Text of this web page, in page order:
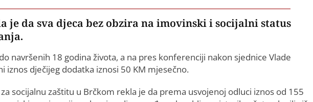
je da sva djeca bez obzira na imovinski i socijalni status
navršenih 18 godina života, a na pres konferenciji nakon sjednice Vlade
iznos dječijeg dodatka iznosi 50 KM mjesečno.
socijalnu zaštitu u Brčkom rekla je da prema usvojenoj odluci iznos od 155